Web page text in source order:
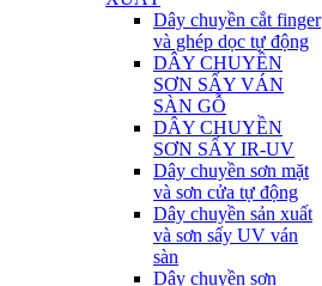
Dây chuyền cắt finger
và ghép dọc tự động
DÂY CHUYỀN
SƠN SẤY VÁN
SÀN GỖ
DÂY CHUYỀN
SƠN SẤY IR-UV
Dây chuyền sơn mặt
và sơn cửa tự động
Dây chuyền sản xuất
và sơn sấy UV ván
sàn
Dây chuyền sơn